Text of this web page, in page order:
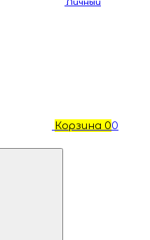
Корзина 00